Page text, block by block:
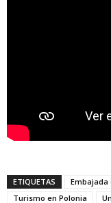
ETIQUETAS Embajada
Turismo en Polonia